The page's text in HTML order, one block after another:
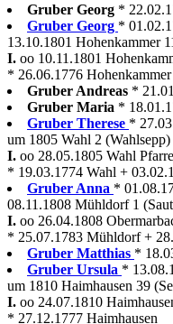
Gruber Georg *
Gruber Georg *
13.10.1801 Hohenkammer
I. oo 10.11.1801
* 26.06.1776
Gruber Andreas *
Gruber Maria *
Gruber Therese *
um 1805 Wahl 2 (Wahlsepp)
I. oo 28.05.1805 Wahl
* 19.03.1774 Wahl +
Gruber Anna *
08.11.1808 Mühldorf 1
I. oo 26.04.1808
* 25.07.1783 Mühldorf +
Gruber Matthias *
Gruber Ursula *
um 1810 Haimhausen 39
I. oo 24.07.1810
* 27.12.1777 Haimhausen